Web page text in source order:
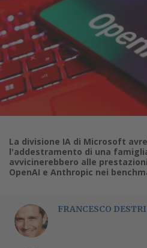
La divisione IA di Microsoft
l'addestramento di una
avvicinerebbero alle
OpenAI e Anthropic nei
FRANCESCO DESTRI